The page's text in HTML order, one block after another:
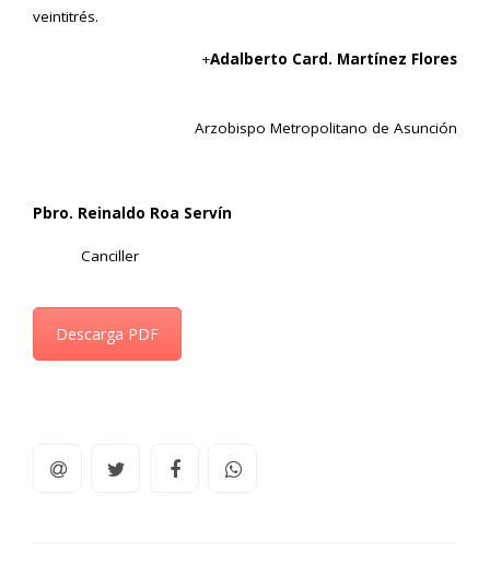
veintitrés.
+Adalberto Card. Martínez Flores
Arzobispo Metropolitano de Asunción
Pbro. Reinaldo Roa Servín
Canciller
Descarga PDF